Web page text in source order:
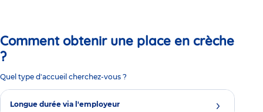
Comment obtenir une place en crèche
?
Quel type d'accueil cherchez-vous ?
Longue durée via l'employeur